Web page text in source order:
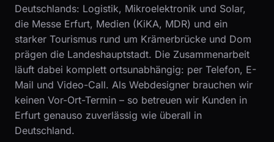
Deutschlands: Logistik, Mikroelektronik und Solar,
die Messe Erfurt, Medien (KiKA, MDR) und ein
starker Tourismus rund um Krämerbrücke und Dom
prägen die Landeshauptstadt. Die Zusammenarbeit
läuft dabei komplett ortsunabhängig: per Telefon, E-
Mail und Video-Call. Als Webdesigner brauchen wir
keinen Vor-Ort-Termin – so betreuen wir Kunden in
Erfurt genauso zuverlässig wie überall in
Deutschland.